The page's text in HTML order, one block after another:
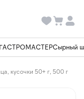
ГАСТРОМАСТЕРСырный
кусочки 50+ г, 500 г